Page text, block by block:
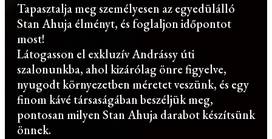
Tapasztalja meg személyesen az egyedülálló
Stan Ahuja élményt, és foglaljon időpontot
most!
Látogasson el exkluzív Andrássy úti
szalonunkba, ahol kizárólag önre figyelve,
nyugodt környezetben méretet veszünk, és egy
finom kávé társaságában beszéljük meg,
pontosan milyen Stan Ahuja darabot készítsünk
önnek.